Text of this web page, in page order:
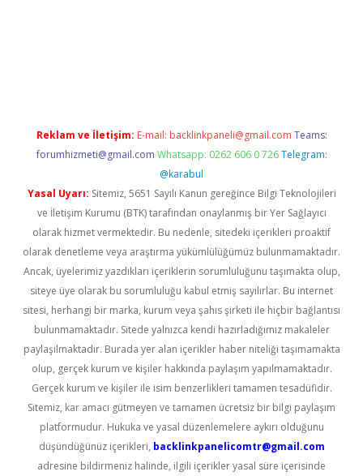
Reklam ve İletişim: E-mail: backlinkpaneli@gmail.com Teams:
forumhizmeti@gmail.com Whatsapp: 0262 606 0 726 Telegram:
@karabul
Yasal Uyarı: Sitemiz, 5651 Sayılı Kanun gereğince Bilgi Teknolojileri
ve İletişim Kurumu (BTK) tarafından onaylanmış bir Yer Sağlayıcı
olarak hizmet vermektedir. Bu nedenle, sitedeki içerikleri proaktif
olarak denetleme veya araştırma yükümlülüğümüz bulunmamaktadır.
Ancak, üyelerimiz yazdıkları içeriklerin sorumluluğunu taşımakta olup,
siteye üye olarak bu sorumluluğu kabul etmiş sayılırlar. Bu internet
sitesi, herhangi bir marka, kurum veya şahıs şirketi ile hiçbir bağlantısı
bulunmamaktadır. Sitede yalnızca kendi hazırladığımız makaleler
paylaşılmaktadır. Burada yer alan içerikler haber niteliği taşımamakta
olup, gerçek kurum ve kişiler hakkında paylaşım yapılmamaktadır.
Gerçek kurum ve kişiler ile isim benzerlikleri tamamen tesadüfidir.
Sitemiz, kar amacı gütmeyen ve tamamen ücretsiz bir bilgi paylaşım
platformudur. Hukuka ve yasal düzenlemelere aykırı olduğunu
düşündüğünüz içerikleri, backlinkpanelicomtr@gmail.com
adresine bildirmeniz halinde, ilgili içerikler yasal süre içerisinde